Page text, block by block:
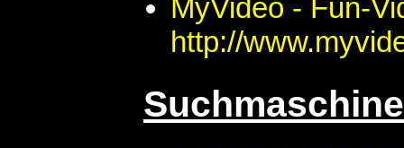
MyVideo - Fun-
http://